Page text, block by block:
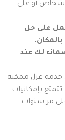
أو على
على حل
لك عند
خدمة عزل ممكنة
بإمكانيات
مر سنوات.